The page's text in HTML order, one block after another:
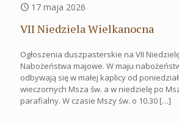
17 maja 2026
VII Niedziela Wielkanocna
Ogłoszenia duszpasterskie na VII
Nabożeństwa majowe. W maju
odbywają się w małej kaplicy od
wieczornych Msza św. a w niedzielę po
parafialny. W czasie Mszy św. o 10.30 […]